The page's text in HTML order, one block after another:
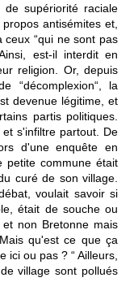
supériorité raciale
antisémites et,
“qui ne sont pas
est-il interdit en
religion. Or, depuis
“décomplexion“, la
devenue légitime, et
partis politiques.
et s'infiltre partout. De
d'une enquête en
petite commune était
curé de son village.
voulait savoir si
était de souche ou
non Bretonne mais
qu'est ce que ça
ici ou pas ? “ Ailleurs,
village sont pollués